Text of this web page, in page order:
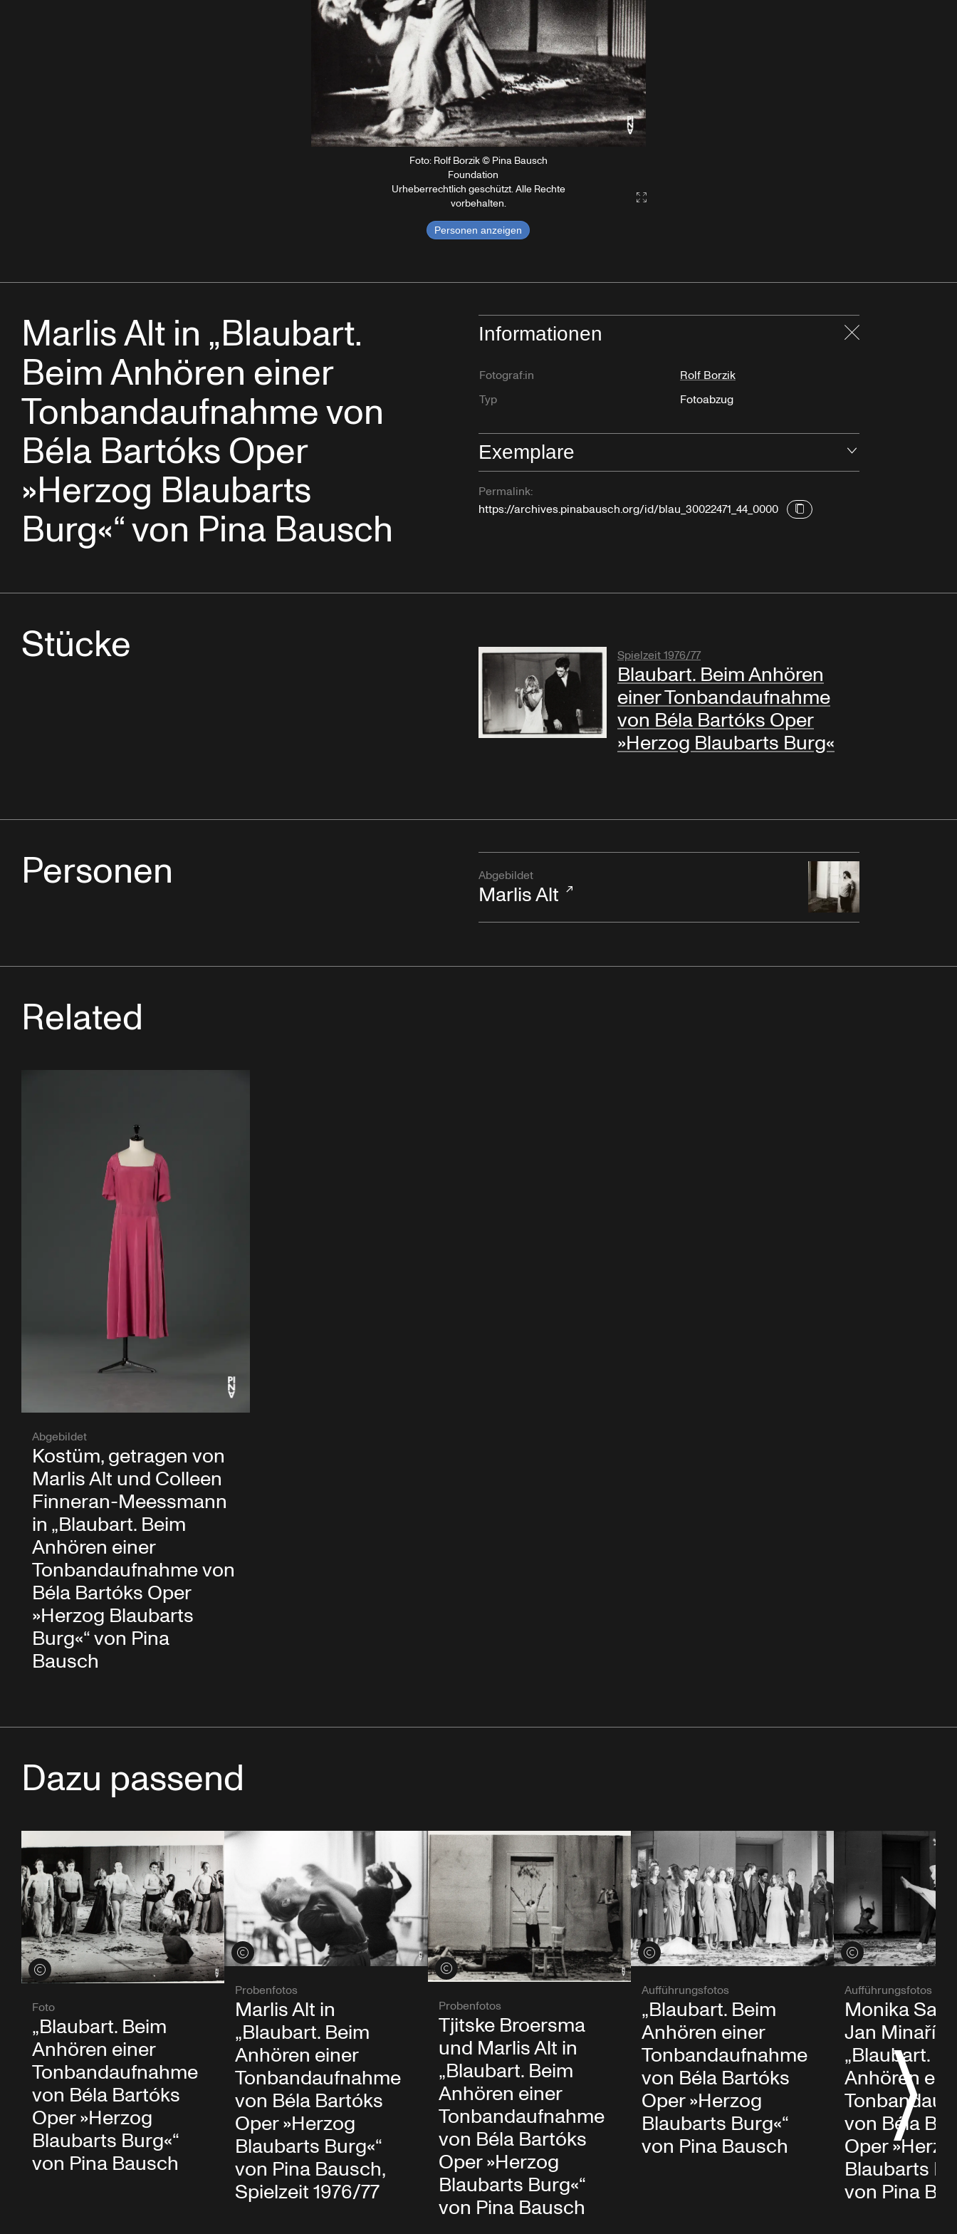
Foto: Rolf Borzik © Pina Bausch
Foundation
Urheberrechtlich geschützt. Alle Rechte
vorbehalten.
Personen anzeigen
Gallery2:fullscreen
Marlis Alt in „Blaubart.
Beim Anhören einer
Tonbandaufnahme von
Béla Bartóks Oper
»Herzog Blaubarts
Burg«“ von Pina Bausch
Informationen
Fotograf:in
Rolf Borzik
Typ
Fotoabzug
Exemplare
Permalink:
https://archives.pinabausch.org/id/blau_30022471_44_0000
Stücke Spielzeit 1976/77
Blaubart. Beim Anhören
einer Tonbandaufnahme
von Béla Bartóks Oper
»Herzog Blaubarts Burg«
Personen Abgebildet
Marlis Alt
Related
Abgebildet
Kostüm, getragen von
Marlis Alt und Colleen
Finneran-Meessmann
in „Blaubart. Beim
Anhören einer
Tonbandaufnahme von
Béla Bartóks Oper
»Herzog Blaubarts
Burg«“ von Pina
Bausch
Dazu passend
Credits öffnen
Foto
„Blaubart. Beim
Anhören einer
Tonbandaufnahme
von Béla Bartóks
Oper »Herzog
Blaubarts Burg«“
von Pina Bausch
Credits öffnen
Probenfotos
Marlis Alt in
„Blaubart. Beim
Anhören einer
Tonbandaufnahme
von Béla Bartóks
Oper »Herzog
Blaubarts Burg«“
von Pina Bausch,
Spielzeit 1976/77
Credits öffnen
Probenfotos
Tjitske Broersma
und Marlis Alt in
„Blaubart. Beim
Anhören einer
Tonbandaufnahme
von Béla Bartóks
Oper »Herzog
Blaubarts Burg«“
von Pina Bausch
Credits öffnen
Aufführungsfotos
„Blaubart. Beim
Anhören einer
Tonbandaufnahme
von Béla Bartóks
Oper »Herzog
Blaubarts Burg«“
von Pina Bausch
Credits öffnen
Aufführungsfotos
Monika
Jan Minařík
„Blaubart.
Anhören
von Béla
Oper
Blaubarts
von Pina